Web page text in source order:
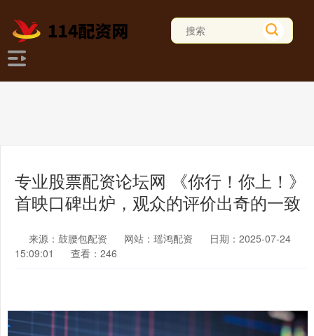
专业股票配资论坛网 《你行！你上！》
首映口碑出炉，观众的评价出奇的一致
来源：鼓腰包配资 网站：瑶鸿配资
日期：2025-07-24
15:09:01
查看：246